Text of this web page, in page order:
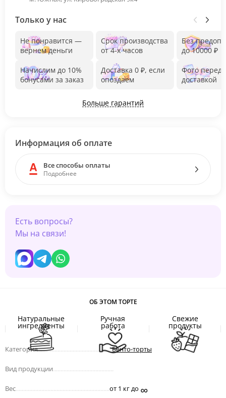
Только у нас
Не понравится —
вернем деньги
Начислим до 10%
бонусами за заказ
Срок производства
от 4-х часов
Доставка 0 ₽, если
опоздаем
Без
до 10000 ₽
Фото перед
доставкой
Больше гарантий
Информация об оплате
Все способы оплаты
Подробнее
Есть вопросы?
Мы на связи!
ОБ ЭТОМ ТОРТЕ
Натуральные
ингредиенты
Ручная
работа
Свежие
продукты
Категория.................................................Бенто-торты
Вид продукции
Вес от 1 кг до ∞